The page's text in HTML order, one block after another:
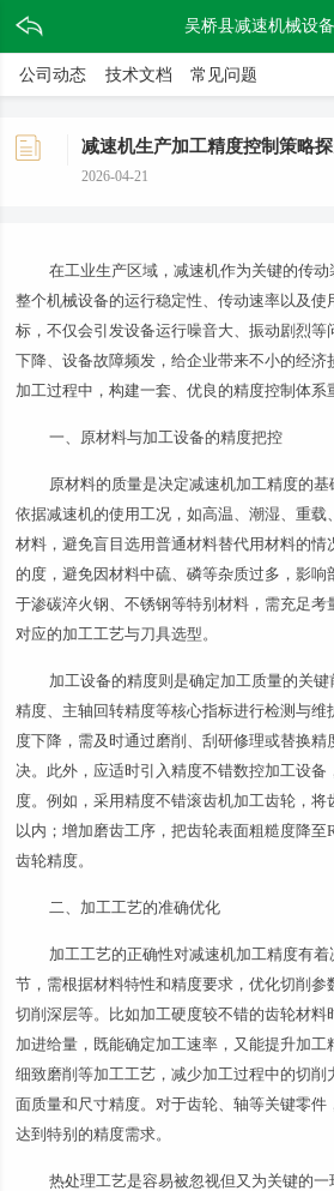
吴桥县减速机械设
公司动态 技术文档 常见问题
减速机生产加工精度控制策略
2026-04-21
在工业生产区域，减速机作为关键的传
整个机械设备的运行稳定性、传动速率以及使
标，不仅会引发设备运行噪音大、振动剧烈等
下降、设备故障频发，给企业带来不小的经
加工过程中，构建一套、优良的精度控制体系
一、原材料与加工设备的精度把控
原材料的质量是决定减速机加工精度的
依据减速机的使用工况，如高温、潮湿、重载
材料，避免盲目选用普通材料替代用材料的情
的度，避免因材料中硫、磷等杂质过多，影
于渗碳淬火钢、不锈钢等特别材料，需充足考
对应的加工工艺与刀具选型。
加工设备的精度则是确定加工质量的关
精度、主轴回转精度等核心指标进行检测与维
度下降，需及时通过磨削、刮研修理或替换精
决。此外，应适时引入精度不错数控加工设备
度。例如，采用精度不错滚齿机加工齿轮，将
以内；增加磨齿工序，把齿轮表面粗糙度降至
齿轮精度。
二、加工工艺的准确优化
加工工艺的正确性对减速机加工精度有
节，需根据材料特性和精度要求，优化切削参
切削深层等。比如加工硬度较不错的齿轮材料
加进给量，既能确定加工速率，又能提升加工
细致磨削等加工工艺，减少加工过程中的切削
面质量和尺寸精度。对于齿轮、轴等关键零件
达到特别的精度需求。
热处理工艺是容易被忽视但又为关键的